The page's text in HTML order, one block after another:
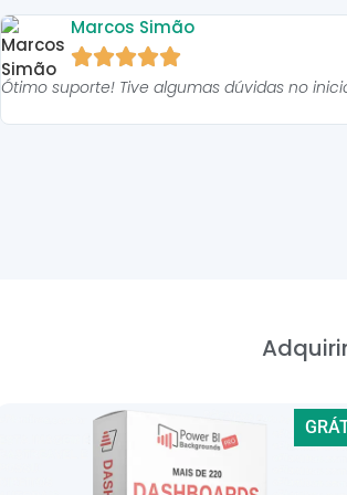
Marcos Simão

Ótimo suporte! Tive algumas dúvidas no